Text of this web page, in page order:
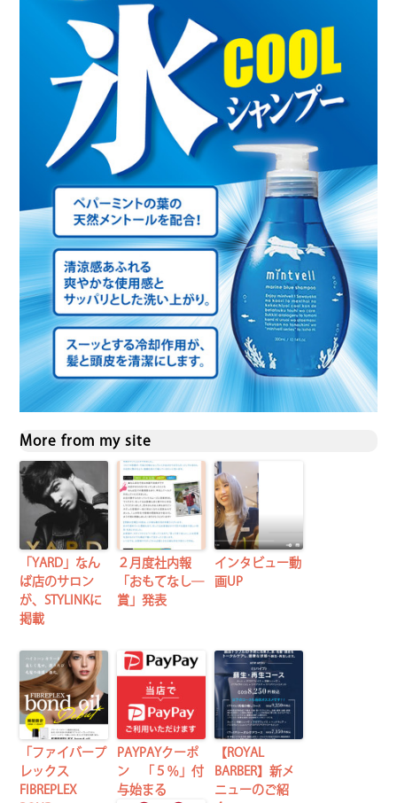
More from my site
「YARD」なん
ば店のサロン
が、STYLINKに
掲載
２月度社内報
「おもてなし―
賞」発表
インタビュー動
画UP
「ファイバープ
レックス
FIBREPLEX
PAYPAYクーポ
ン 「５％」付
与始まる
【ROYAL
BARBER】新メ
ニューのご紹